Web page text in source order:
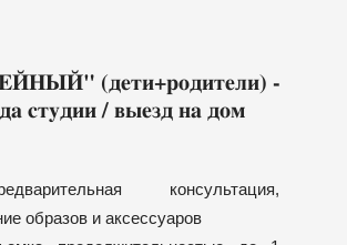
(дети+родители) -
студии / выезд на дом
консультация,
образов и аксессуаров